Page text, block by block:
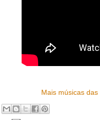
Mais músicas das